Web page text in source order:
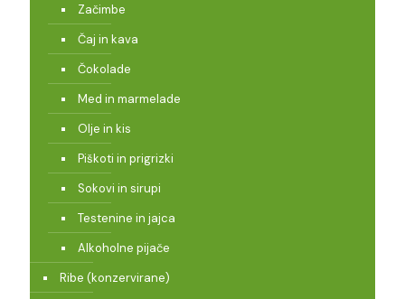
Začimbe
Čaj in kava
Čokolade
Med in marmelade
Olje in kis
Piškoti in prigrizki
Sokovi in sirupi
Testenine in jajca
Alkoholne pijače
Ribe (konzervirane)